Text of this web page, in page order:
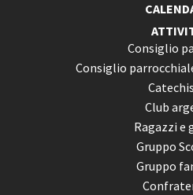
Consiglio
Consiglio
Club
Ragazzi e
Gruppo
Gruppo